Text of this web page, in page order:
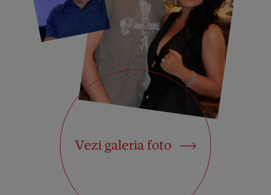
Vezi galeria foto